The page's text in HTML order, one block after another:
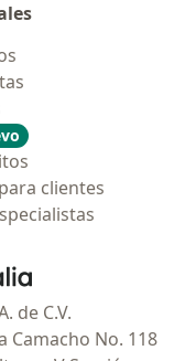
clientes
- Página de inicio
de C.V.
Camacho No. 118